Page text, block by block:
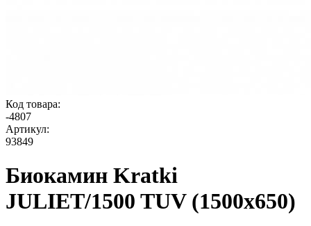
Код товара:
-4807
Артикул:
93849
Биокамин Kratki
JULIET/1500 TUV (1500x650)